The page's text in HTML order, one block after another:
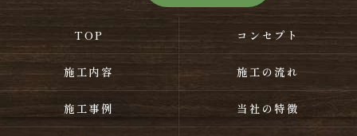
TOP コンセプト
施工内容 施工の流れ
施工事例 当社の特徴